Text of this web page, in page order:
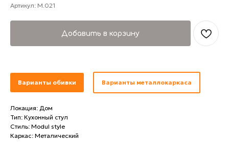
Артикул: M.021
Добавить в корзину
Варианты обивки Варианты металлокаркаса
Локация: Дом
Тип: Кухонный стул
Стиль: Modul style
Каркас: Металический